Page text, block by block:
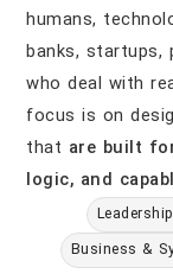
humans,
banks, startups,
who deal with
focus is on
that are built
logic, and
Business &